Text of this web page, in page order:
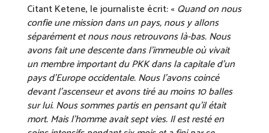
Citant Ketene, le journaliste écrit: «Quand on nous
confie une mission dans un pays, nous y allons
séparément et nous nous retrouvons là-bas. Nous
avons fait une descente dans l’immeuble où vivait
un membre important du PKK dans la capitale d’un
pays d’Europe occidentale. Nous l’avons coincé
devant l’ascenseur et avons tiré au moins 10 balles
sur lui. Nous sommes partis en pensant qu’il était
mort. Mais l’homme avait sept vies. Il est resté en